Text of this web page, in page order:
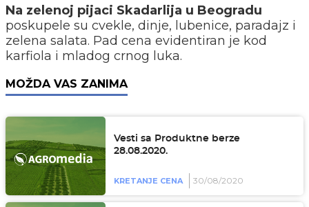
Na zelenoj pijaci Skadarlija u Beogradu
poskupele su cvekle, dinje, lubenice, paradajz i
zelena salata. Pad cena evidentiran je kod
karfiola i mladog crnog luka.
MOŽDA VAS ZANIMA
Vesti sa Produktne berze
28.08.2020.
KRETANJE CENA 30/08/2020